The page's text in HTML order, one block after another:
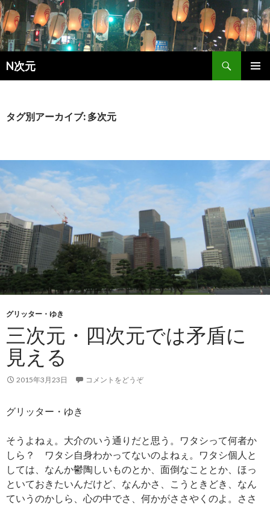
N次元
検索
タグ別アーカイブ: 多次元
グリッター・ゆき
三次元・四次元では矛盾に
見える
2015年3月23日 コメントをどうぞ
グリッター・ゆき
そうよねぇ。大介のいう通りだと思う。ワタシって何者か
しら？ ワタシ自身わかってないのよねぇ。ワタシ個人と
しては、なんか鬱陶しいものとか、面倒なこととか、ほっ
といておきたいんだけど、なんかさ、こうときどき、なん
ていうのかしら、心の中でさ、何かがささやくのよ。ささ